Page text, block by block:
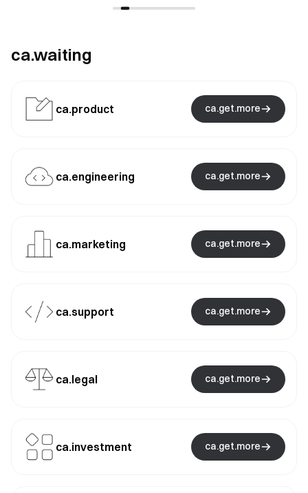
ca.waiting
ca.product ca.get.more
ca.engineering ca.get.more
ca.marketing ca.get.more
ca.support ca.get.more
ca.legal ca.get.more
ca.investment ca.get.more